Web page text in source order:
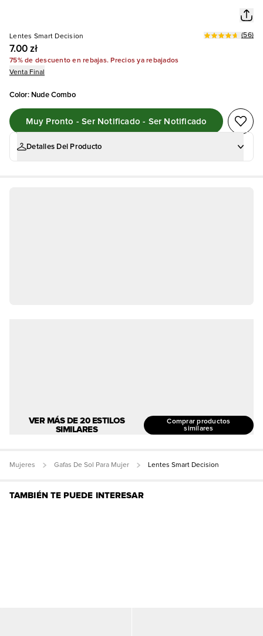
Lentes Smart Decision
7.00 zł
(56)
75% de descuento en rebajas. Precios ya rebajados
Venta Final
Color: Nude Combo
Muy Pronto - Ser Notificado - Ser Notificado
Detalles Del Producto
VER MÁS DE 20 ESTILOS
SIMILARES
Comprar productos
similares
Mujeres Gafas De Sol Para Mujer Lentes Smart Decision
TAMBIÉN TE PUEDE INTERESAR